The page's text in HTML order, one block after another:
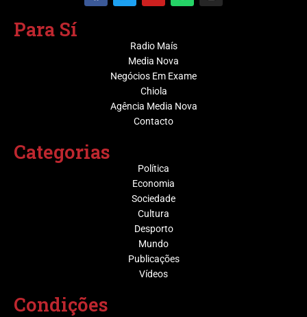
Para Sí
Radio Maís
Media Nova
Negócios Em Exame
Chiola
Agência Media Nova
Contacto
Categorias
Política
Economia
Sociedade
Cultura
Desporto
Mundo
Publicações
Vídeos
Condições